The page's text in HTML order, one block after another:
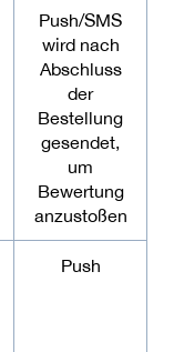
Push/SMS
wird nach
Abschluss
der
Bestellung
gesendet,
um
Bewertung
anzustoßen
Push